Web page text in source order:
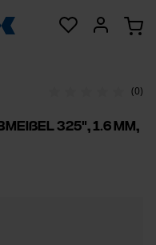
(0)
325", 1.6 mm,